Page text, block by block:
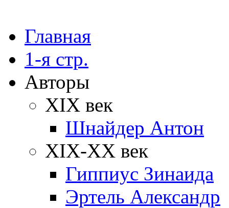
Главная
1-я стр.
Авторы
XIX век
Шнайдер Антон
XIX-XX век
Гиппиус Зинаида
Эртель Александр